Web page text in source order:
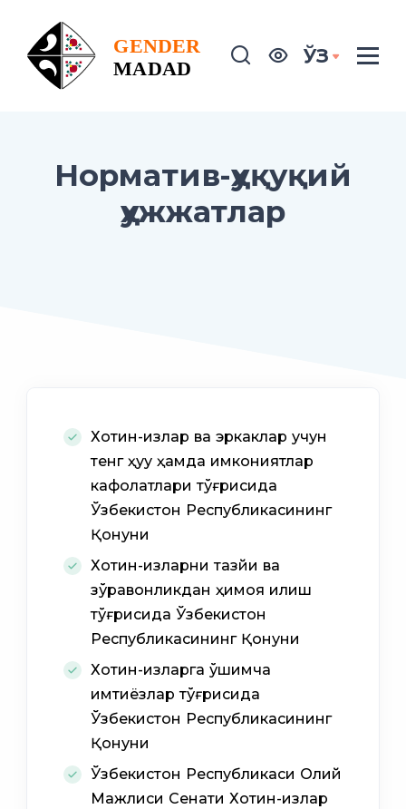
ЎЗ
Норматив-ҳуқуқий
ҳужжатлар
Хотин-қизлар ва эркаклар учун
тенг ҳуқуқ ҳамда имкониятлар
кафолатлари тўғрисида
Ўзбекистон Республикасининг
Қонуни
Хотин-қизларни тазйиқ ва
зўравонликдан ҳимоя қилиш
тўғрисида Ўзбекистон
Республикасининг Қонуни
Хотин-қизларга қўшимча
имтиёзлар тўғрисида
Ўзбекистон Республикасининг
Қонуни
Ўзбекистон Республикаси Олий
Мажлиси Сенати Хотин-қизлар